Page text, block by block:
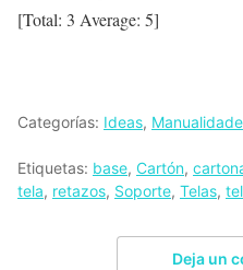
[Total: 3 Average: 5]
Categorías: Ideas,
Etiquetas: base, Cartón,
tela, retazos, Soporte, Telas,
Deja un